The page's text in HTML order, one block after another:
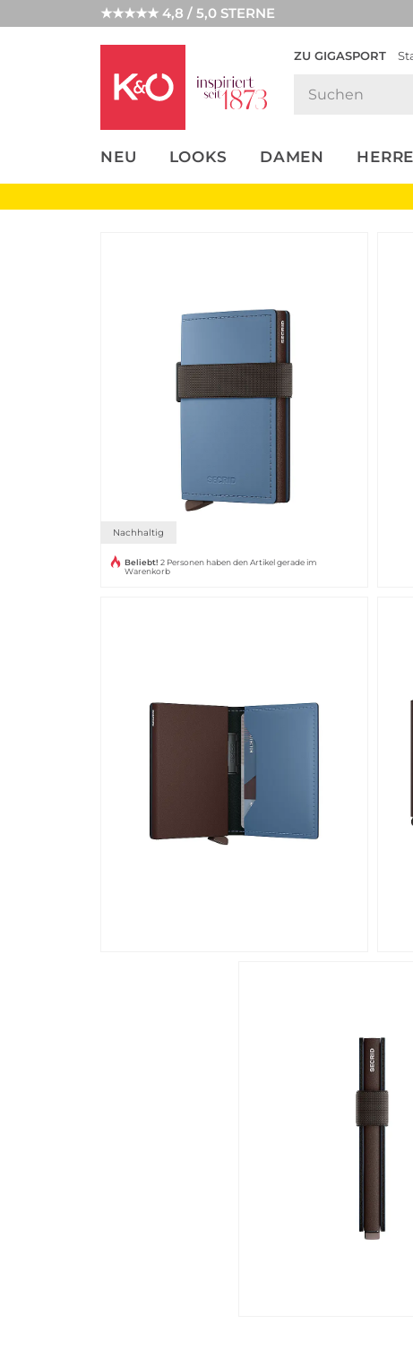
★★★★★ 4,8 / 5,0 STERNE
ZU GIGASPORT
NEU LOOKS DAMEN
UNSERE APP
CLICK &
Nachhaltig
Beliebt! 2 Personen haben den Artikel gerade im
Warenkorb